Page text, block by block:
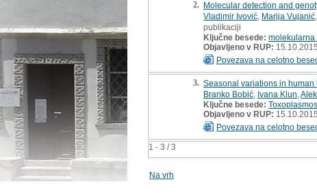
1 - 3 / 3
2. Molecular detection and
Vladimir Ivović Marija Vujanić
publikaciji
Ključne besede: molekularna
Objavljeno v RUP:
Povezava na celotno
3. Seasonal variations in
Branko Bobić Ivana Klun
Ključne besede:
Objavljeno v RUP:
Povezava na celotno
Na vrh